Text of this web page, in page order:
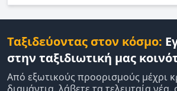
Ταξιδεύοντας στον κόσμο:
στην ταξιδιωτική μας
Από εξωτικούς προορισμούς μέχρι